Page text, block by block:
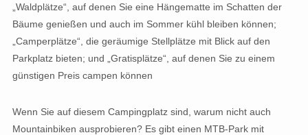
„Waldplätze“, auf denen Sie eine Hängematte im Schatten der
Bäume genießen und auch im Sommer kühl bleiben können;
„Camperplätze“, die geräumige Stellplätze mit Blick auf den
Parkplatz bieten; und „Gratisplätze“, auf denen Sie zu einem
günstigen Preis campen können
Wenn Sie auf diesem Campingplatz sind, warum nicht auch
Mountainbiken ausprobieren? Es gibt einen MTB-Park mit